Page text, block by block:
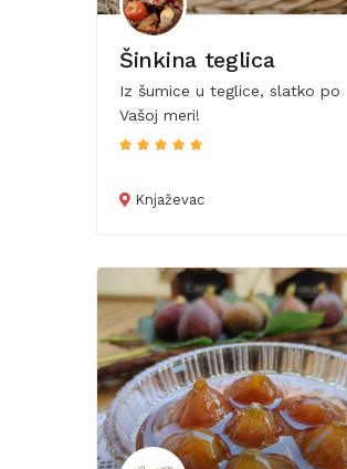
Šinkina teglica
Iz šumice u teglice, slatko po
Vašoj meri!
Knjaževac